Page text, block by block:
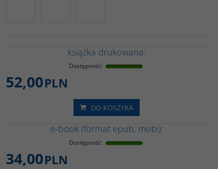
książka drukowana:
Dostępność:
52,00PLN
DO KOSZYKA
e-book (format epub, mobi):
Dostępność:
34,00PLN